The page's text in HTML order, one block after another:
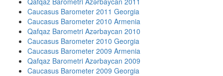
Caucasus Barometer 2011 Georgia
Caucasus Barometer 2010 Armenia
Qafqaz Barometri Azərbaycan 2010
Caucasus Barometer 2010 Georgia
Caucasus Barometer 2009 Armenia
Qafqaz Barometri Azərbaycan 2009
Caucasus Barometer 2009 Georgia